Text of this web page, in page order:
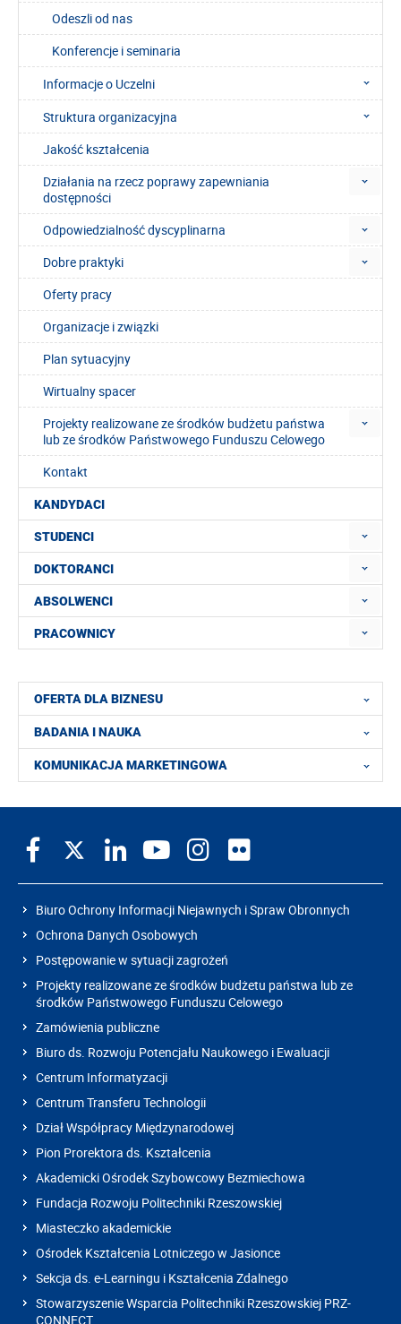
Odeszli od nas
Konferencje i seminaria
Informacje o Uczelni
Struktura organizacyjna
Jakość kształcenia
Działania na rzecz poprawy zapewniania
dostępności
Odpowiedzialność dyscyplinarna
Dobre praktyki
Oferty pracy
Organizacje i związki
Plan sytuacyjny
Wirtualny spacer
Projekty realizowane ze środków budżetu państwa
lub ze środków Państwowego Funduszu Celowego
Kontakt
KANDYDACI
STUDENCI
DOKTORANCI
ABSOLWENCI
PRACOWNICY
OFERTA DLA BIZNESU
BADANIA I NAUKA
KOMUNIKACJA MARKETINGOWA
Biuro Ochrony Informacji Niejawnych i Spraw Obronnych
Ochrona Danych Osobowych
Postępowanie w sytuacji zagrożeń
Projekty realizowane ze środków budżetu państwa lub ze
środków Państwowego Funduszu Celowego
Zamówienia publiczne
Biuro ds. Rozwoju Potencjału Naukowego i Ewaluacji
Centrum Informatyzacji
Centrum Transferu Technologii
Dział Współpracy Międzynarodowej
Pion Prorektora ds. Kształcenia
Akademicki Ośrodek Szybowcowy Bezmiechowa
Fundacja Rozwoju Politechniki Rzeszowskiej
Miasteczko akademickie
Ośrodek Kształcenia Lotniczego w Jasionce
Sekcja ds. e-Learningu i Kształcenia Zdalnego
Stowarzyszenie Wsparcia Politechniki Rzeszowskiej PRZ-
CONNECT